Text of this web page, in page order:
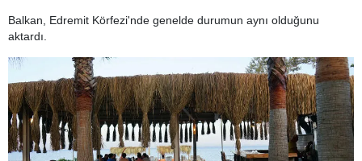
Balkan, Edremit Körfezi'nde genelde durumun aynı olduğunu
aktardı.